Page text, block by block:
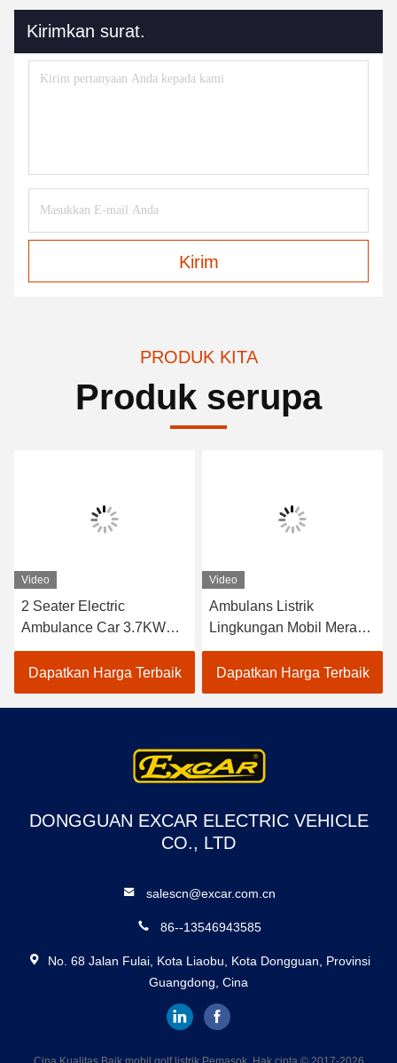
Kirimkan surat.
Kirim
PRODUK KITA
Produk serupa
Video
2 Seater Electric
Ambulance Car 3.7KW
48V Baterai Troli Dengan
Kotak Kargo
Dapatkan Harga Terbaik
Video
Ambulans Listrik
Lingkungan Mobil Merah
Tiket Mobil Ambulans
Untuk Rumah Sakit
Dapatkan Harga Terbaik
DONGGUAN EXCAR ELECTRIC VEHICLE
CO., LTD
salescn@excar.com.cn
86--13546943585
No. 68 Jalan Fulai, Kota Liaobu, Kota Dongguan, Provinsi
Guangdong, Cina